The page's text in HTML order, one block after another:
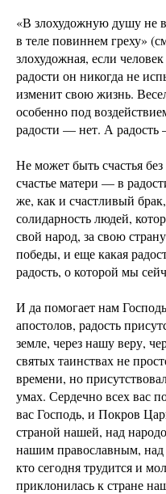
«В злохудожную душу не
в теле повиннем греху»
злохудожная, если
радости он никогда не
изменит свою жизнь.
особенно под
радости — нет. А радость
Не может быть счастья
счастье матери — в
же, как и счастливый
солидарность людей,
свой народ, за свою
победы, и еще какая
радость, о которой мы
И да помогает нам
апостолов, радость
земле, через нашу веру,
святых таинствах не
времени, но
умах. Сердечно всех вас
вас Господь, и Покров
страной нашей, над
нашим православным,
кто сегодня трудится и
приклонилась к стране